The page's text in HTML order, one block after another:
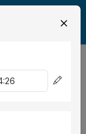
Ordina per